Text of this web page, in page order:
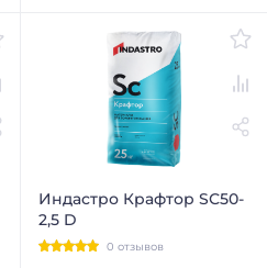
Индастро Крафтор SС50-
2,5 D
0 отзывов